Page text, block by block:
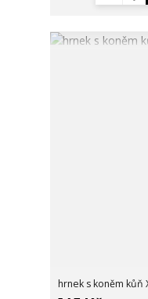
hrnek s koněm kůň